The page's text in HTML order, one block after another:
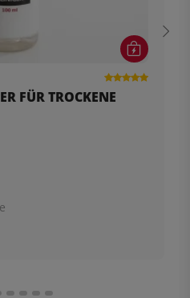
FÜR TROCKENE